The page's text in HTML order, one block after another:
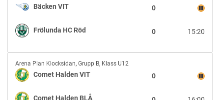
VIT
Frölunda
HC
Bäcken VIT 0
Frölunda HC Röd 15:20
0
Comet
Halden
VIT
vs
Arena Plan Klocksidan, Grupp B, Klass U12
Comet Halden VIT 0
Comet Halden BLÅ